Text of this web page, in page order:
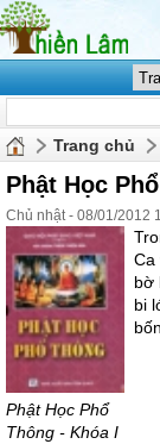
Trang chủ
Phật Học
Chủ nhật - 08/01/2012
Phật Học Phổ
Thông - Khóa I
Ca
bờ
bi